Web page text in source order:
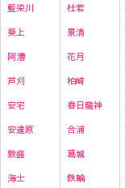
藍染川
葵上
阿漕
芦刈
安宅
安達原
敦盛
海士
杜若
景清
花月
柏崎
春日龍神
合浦
葛城
鉄輪